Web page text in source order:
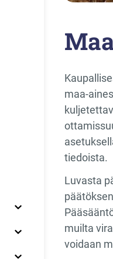
maa-
tiedoista.
Luvasta
muilta
voidaan